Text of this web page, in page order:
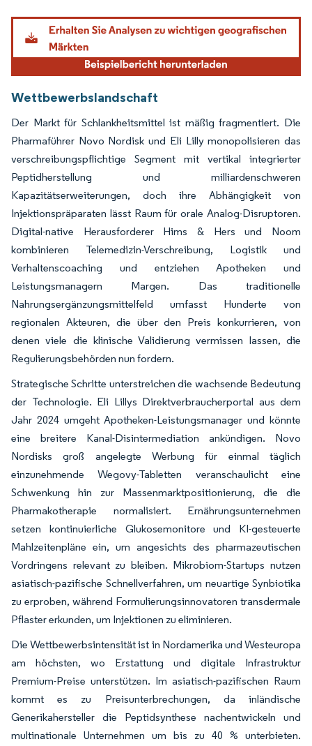
Bild © Mordor Intelligence. Wiederverwendung erfordert Namensnennung gemäß
Wettbewerbslandschaft
Der Markt für Schlankheitsmittel ist mäßig fragmentiert. Die
Pharmaführer Novo Nordisk und Eli Lilly monopolisieren das
verschreibungspflichtige Segment mit vertikal integrierter
Peptidherstellung und milliardenschweren
Kapazitätserweiterungen, doch ihre Abhängigkeit von
Injektionspräparaten lässt Raum für orale Analog-Disruptoren.
Digital-native Herausforderer Hims & Hers und Noom
kombinieren Telemedizin-Verschreibung, Logistik und
Verhaltenscoaching und entziehen Apotheken und
Leistungsmanagern Margen. Das traditionelle
Nahrungsergänzungsmittelfeld umfasst Hunderte von
regionalen Akteuren, die über den Preis konkurrieren, von
denen viele die klinische Validierung vermissen lassen, die
Regulierungsbehörden nun fordern.
Strategische Schritte unterstreichen die wachsende Bedeutung
der Technologie. Eli Lillys Direktverbraucherportal aus dem
Jahr 2024 umgeht Apotheken-Leistungsmanager und könnte
eine breitere Kanal-Disintermediation ankündigen. Novo
Nordisks groß angelegte Werbung für einmal täglich
einzunehmende Wegovy-Tabletten veranschaulicht eine
Schwenkung hin zur Massenmarktpositionierung, die die
Pharmakotherapie normalisiert. Ernährungsunternehmen
setzen kontinuierliche Glukosemonitore und KI-gesteuerte
Mahlzeitenpläne ein, um angesichts des pharmazeutischen
Vordringens relevant zu bleiben. Mikrobiom-Startups nutzen
asiatisch-pazifische Schnellverfahren, um neuartige Synbiotika
zu erproben, während Formulierungsinnovatoren transdermale
Pflaster erkunden, um Injektionen zu eliminieren.
Die Wettbewerbsintensität ist in Nordamerika und Westeuropa
am höchsten, wo Erstattung und digitale Infrastruktur
Premium-Preise unterstützen. Im asiatisch-pazifischen Raum
kommt es zu Preisunterbrechungen, da inländische
Generikahersteller die Peptidsynthese nachentwickeln und
multinationale Unternehmen um bis zu 40 % unterbieten.